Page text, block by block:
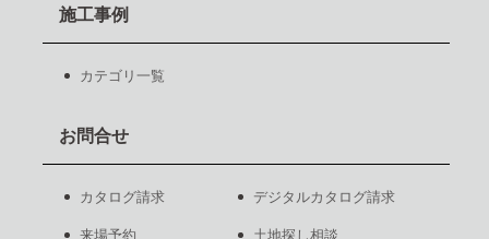
施工事例
カテゴリ一覧
お問合せ
カタログ請求 デジタルカタログ請求
来場予約 土地探し相談